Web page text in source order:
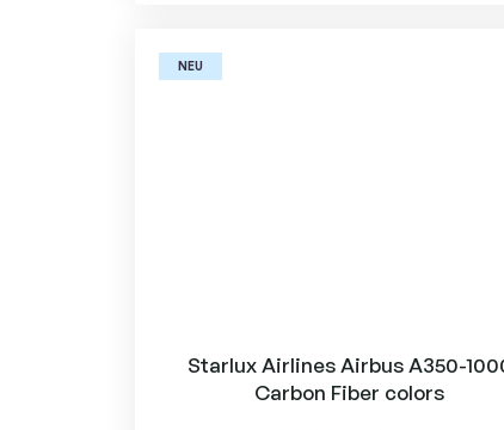
NEU
Starlux Airlines Airbus A350-
Carbon Fiber colors